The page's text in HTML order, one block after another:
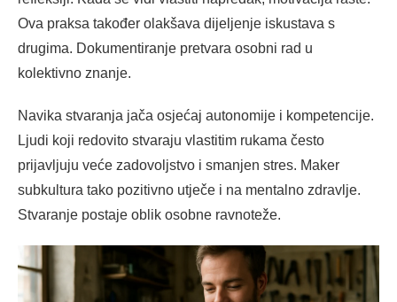
Ova praksa također olakšava dijeljenje iskustava s
drugima. Dokumentiranje pretvara osobni rad u
kolektivno znanje.
Navika stvaranja jača osjećaj autonomije i kompetencije.
Ljudi koji redovito stvaraju vlastitim rukama često
prijavljuju veće zadovoljstvo i smanjen stres. Maker
subkultura tako pozitivno utječe i na mentalno zdravlje.
Stvaranje postaje oblik osobne ravnoteže.